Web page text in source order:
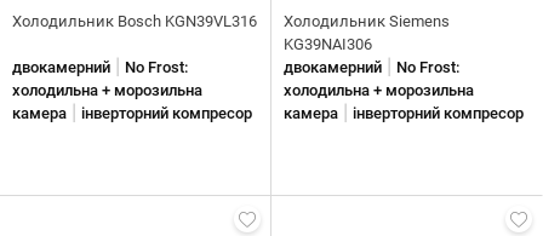
Холодильник Bosch KGN39VL316
двокамерний
No Frost:
холодильна + морозильна
камера
інверторний компресор
Холодильник Siemens
KG39NAI306
двокамерний
No Frost:
холодильна + морозильна
камера
інверторний компресор